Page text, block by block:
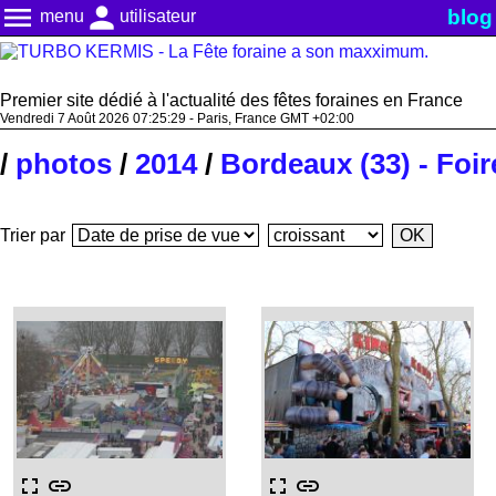
menu menu person utilisateur blog
Premier site dédié à l'actualité des fêtes foraines en France
Vendredi 7 Août 2026 07:25:30 - Paris, France GMT +02:00
/ photos / 2014/ Bordeaux (33) -
Trier par
fullscreen link fullscreen link